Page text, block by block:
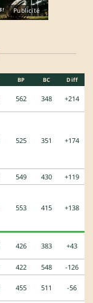
Publicité
BP BC Diff
562 348 +214
525 351 +174
549 430 +119
553 415 +138
426 383 +43
422 548 -126
455 511 -56